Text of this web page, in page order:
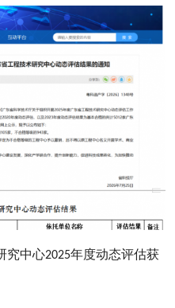
究中心2025年度动态评估获